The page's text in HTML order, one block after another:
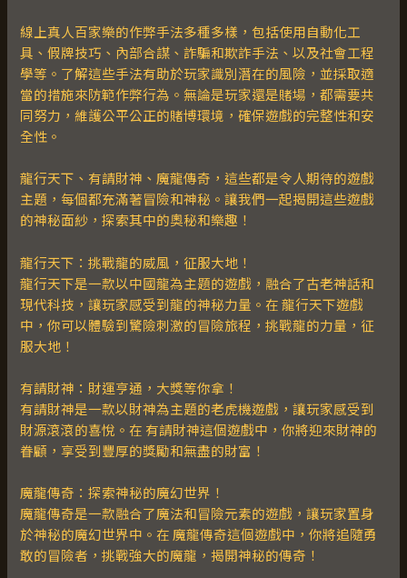
線上真人百家樂的作弊手法多種多樣，包括使用自動化工
具、假牌技巧、內部合謀、詐騙和欺詐手法、以及社會工程
學等。了解這些手法有助於玩家識別潛在的風險，並採取適
當的措施來防範作弊行為。無論是玩家還是賭場，都需要共
同努力，維護公平公正的賭博環境，確保遊戲的完整性和安
全性。
龍行天下、有請財神、魔龍傳奇，這些都是令人期待的遊戲
主題，每個都充滿著冒險和神秘。讓我們一起揭開這些遊戲
的神秘面紗，探索其中的奧秘和樂趣！
龍行天下：挑戰龍的威風，征服大地！
龍行天下是一款以中國龍為主題的遊戲，融合了古老神話和
現代科技，讓玩家感受到龍的神秘力量。在 龍行天下遊戲
中，你可以體驗到驚險刺激的冒險旅程，挑戰龍的力量，征
服大地！
有請財神：財運亨通，大獎等你拿！
有請財神是一款以財神為主題的老虎機遊戲，讓玩家感受到
財源滾滾的喜悅。在 有請財神這個遊戲中，你將迎來財神的
眷顧，享受到豐厚的獎勵和無盡的財富！
魔龍傳奇：探索神秘的魔幻世界！
魔龍傳奇是一款融合了魔法和冒險元素的遊戲，讓玩家置身
於神秘的魔幻世界中。在 魔龍傳奇這個遊戲中，你將追隨勇
敢的冒險者，挑戰強大的魔龍，揭開神秘的傳奇！